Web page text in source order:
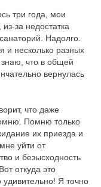
три года, мои
за недостатка
Надолго.
и несколько разных
что в общей
вернулась
что даже
Помню только
их приезда и
уйти от
и безысходность
откуда это
Я точно